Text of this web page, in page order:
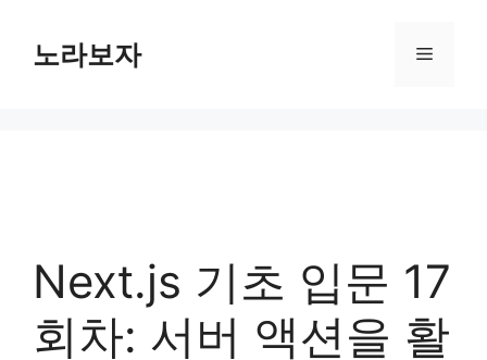
노라보자 메
Next.js 기초 입문 17
회차: 서버 액션을 활